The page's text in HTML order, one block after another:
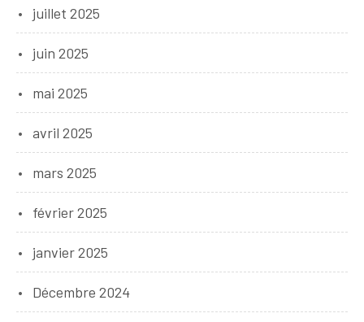
juillet 2025
juin 2025
mai 2025
avril 2025
mars 2025
février 2025
janvier 2025
Décembre 2024